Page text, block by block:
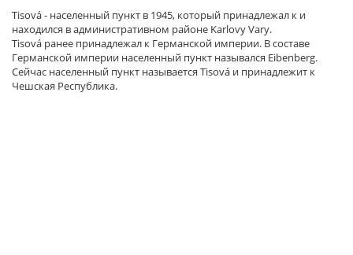
Tisová - населенный пункт в 1945, который принадлежал к и
находился в административном районе Karlovy Vary.
Tisová ранее принадлежал к Германской империи. В составе
Германской империи населенный пункт назывался Eibenberg.
Сейчас населенный пункт называется Tisová и принадлежит к
Чешская Республика.